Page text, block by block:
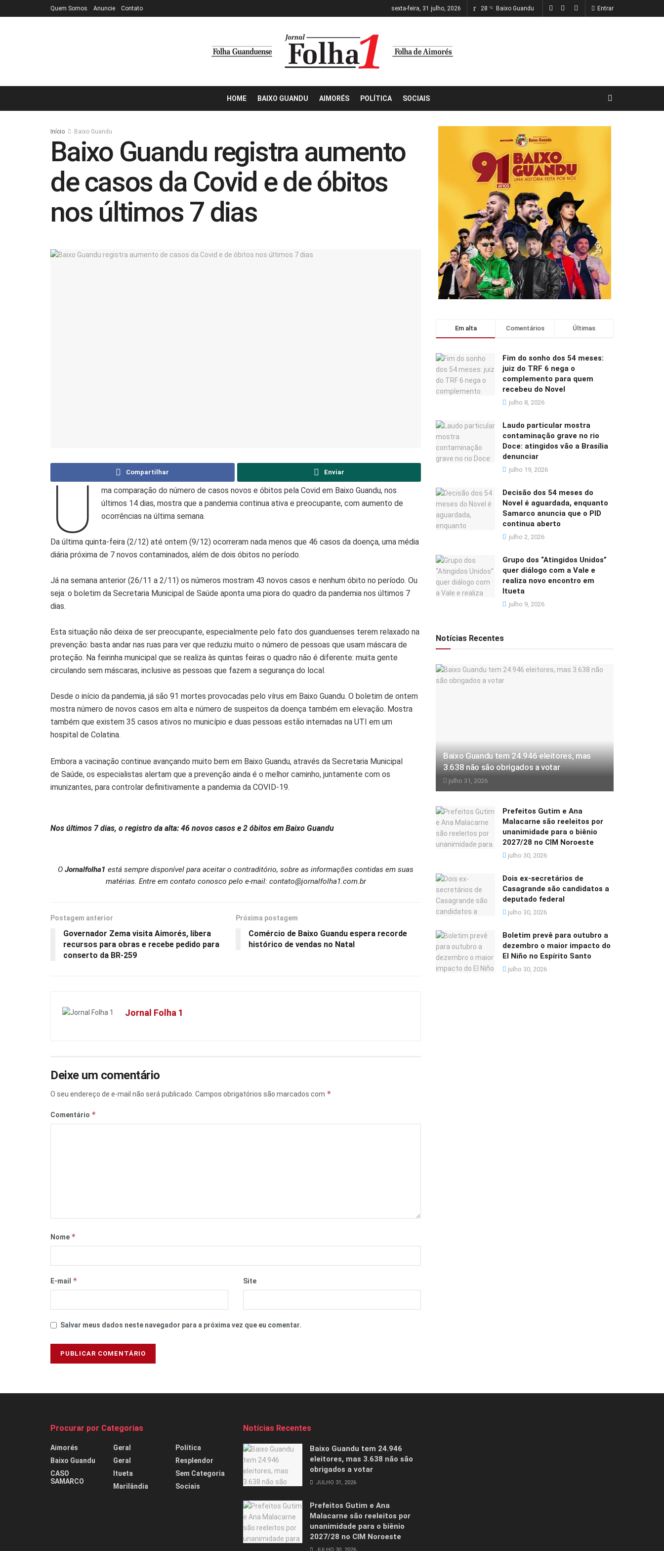
Quem Somos Anuncie Contato sexta-feira, 31 julho, 2026 28 °C Baixo Guandu Entrar
HOME BAIXO GUANDU AIMORÉS POLÍTICA SOCIAIS
Início Baixo Guandu
Baixo Guandu registra aumento
de casos da Covid e de óbitos
nos últimos 7 dias
Compartilhar Enviar
U
ma comparação do número de casos novos e óbitos pela Covid em Baixo Guandu, nos
últimos 14 dias, mostra que a pandemia continua ativa e preocupante, com aumento de
ocorrências na última semana.
Da última quinta-feira (2/12) até ontem (9/12) ocorreram nada menos que 46 casos da doença, uma média
diária próxima de 7 novos contaminados, além de dois óbitos no período.
Já na semana anterior (26/11 a 2/11) os números mostram 43 novos casos e nenhum óbito no período. Ou
seja: o boletim da Secretaria Municipal de Saúde aponta uma piora do quadro da pandemia nos últimos 7
dias.
Esta situação não deixa de ser preocupante, especialmente pelo fato dos guanduenses terem relaxado na
prevenção: basta andar nas ruas para ver que reduziu muito o número de pessoas que usam máscara de
proteção. Na feirinha municipal que se realiza às quintas feiras o quadro não é diferente: muita gente
circulando sem máscaras, inclusive as pessoas que fazem a segurança do local.
Desde o início da pandemia, já são 91 mortes provocadas pelo vírus em Baixo Guandu. O boletim de ontem
mostra número de novos casos em alta e número de suspeitos da doença também em elevação. Mostra
também que existem 35 casos ativos no município e duas pessoas estão internadas na UTI em um
hospital de Colatina.
Embora a vacinação continue avançando muito bem em Baixo Guandu, através da Secretaria Municipal
de Saúde, os especialistas alertam que a prevenção ainda é o melhor caminho, juntamente com os
imunizantes, para controlar definitivamente a pandemia da COVID-19.
Nos últimos 7 dias, o registro da alta: 46 novos casos e 2 óbitos em Baixo Guandu
O Jornalfolha1 está sempre disponível para aceitar o contraditório, sobre as informações contidas em suas
matérias. Entre em contato conosco pelo e-mail: contato@jornalfolha1.com.br
Postagem anterior
Governador Zema visita Aimorés, libera
recursos para obras e recebe pedido para
conserto da BR-259
Próxima postagem
Comércio de Baixo Guandu espera recorde
histórico de vendas no Natal
Jornal Folha 1
Deixe um comentário
O seu endereço de e-mail não será publicado. Campos obrigatórios são marcados com *
Comentário *
Nome *
E-mail * Site
Salvar meus dados neste navegador para a próxima vez que eu comentar.
Em alta Comentários Últimas
Fim do sonho dos 54 meses:
juiz do TRF 6 nega o
complemento para quem
recebeu do Novel
julho 8, 2026
Laudo particular mostra
contaminação grave no rio
Doce: atingidos vão a Brasília
denunciar
julho 19, 2026
Decisão dos 54 meses do
Novel é aguardada, enquanto
Samarco anuncia que o PID
continua aberto
julho 2, 2026
Grupo dos “Atingidos Unidos”
quer diálogo com a Vale e
realiza novo encontro em
Itueta
julho 9, 2026
Notícias Recentes
Baixo Guandu tem 24.946 eleitores, mas
3.638 não são obrigados a votar
julho 31, 2026
Prefeitos Gutim e Ana
Malacarne são reeleitos por
unanimidade para o biênio
2027/28 no CIM Noroeste
julho 30, 2026
Dois ex-secretários de
Casagrande são candidatos a
deputado federal
julho 30, 2026
Boletim prevê para outubro a
dezembro o maior impacto do
El Niño no Espírito Santo
julho 30, 2026
Procurar por Categorias
Aimorés
Baixo Guandu
CASO
SAMARCO
Geral
Geral
Itueta
Marilândia
Política
Resplendor
Sem Categoria
Sociais
Notícias Recentes
Baixo Guandu tem 24.946
eleitores, mas 3.638 não são
obrigados a votar
JULHO 31, 2026
Prefeitos Gutim e Ana
Malacarne são reeleitos por
unanimidade para o biênio
2027/28 no CIM Noroeste